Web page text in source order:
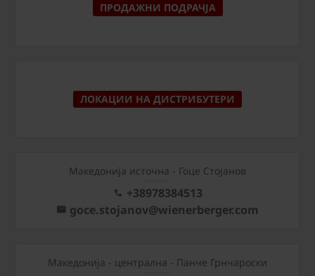
ПРОДАЖНИ ПОДРАЧЈА
ЛОКАЦИИ НА ДИСТРИБУТЕРИ
Македонија источна - Гоце Стојанов
+38978384513
goce.stojanov@wienerberger.com
Mакедонија - централна - Панче Грнчароски